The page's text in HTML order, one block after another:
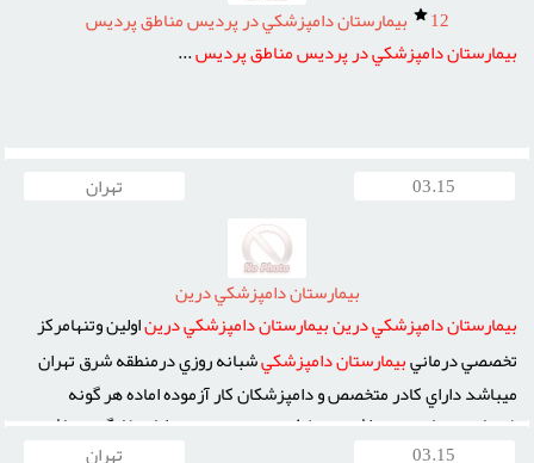
12
بيمارستان دامپزشکي در پرديس مناطق پرديس
بيمارستاندامپزشکيدرپرديسمناطقپرديس...
03.15 تهران
بيمارستان دامپزشکي درين
بيمارستاندامپزشکيدرينبيمارستاندامپزشکيدريناولين وتنهامرکز
تخصصي درمانيبيمارستاندامپزشکيشبانه روزي درمنطقه شرق تهران
ميباشد داراي کادر متخصص و دامپزشکان کار آزموده اماده هر گونه
خدمات در ماني - بهداشتي - تغذيه و تربيتي به حيوانات خانگي ميباشد
03.15 تهران